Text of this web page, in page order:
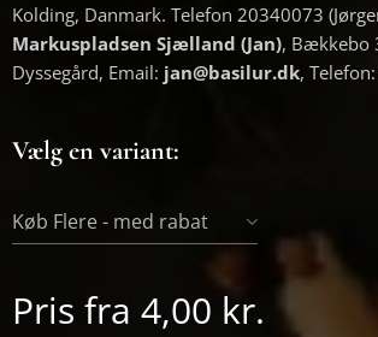
Kolding, Danmark. Telefon 20340073
Markuspladsen Sjælland (Jan), Bækkebo
Dyssegård, Email: jan@basilur.dk,
Vælg en variant:
Køb Flere - med rabat
Pris fra 4,00 kr.